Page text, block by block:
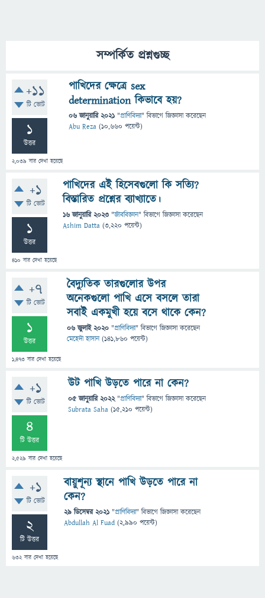
সম্পর্কিত প্রশ্নগুচ্ছ
+11
টি ভোট
1
উত্তর
2,039 বার দেখা হয়েছে
পাখিদের ক্ষেত্রে sex
determination কিভাবে হয়?
06 জানুয়ারি 2021 "প্রাণিবিদ্যা" বিভাগে জিজ্ঞাসাকরেছেন
Abu Reza (10,660 পয়েন্ট)
+1
টি ভোট
1
উত্তর
410 বার দেখা হয়েছে
পাখিদের এই হিসেবগুলো কি সত্যি?
বিস্তারিত প্রশ্নের ব্যাখ্যাতে।
16 জানুয়ারি 2023 "জীববিজ্ঞান" বিভাগে জিজ্ঞাসাকরেছেন
Ashim Datta (3,220 পয়েন্ট)
+7
টি ভোট
1
উত্তর
1,473 বার দেখা হয়েছে
বৈদ্যুতিক তারগুলোর উপর
অনেকগুলো পাখি এসে বসলে তারা
সবাই একমুখী হয়ে বসে থাকে কেন?
06 জুলাই 2020 "প্রাণিবিদ্যা" বিভাগে জিজ্ঞাসাকরেছেন
মেহেদী হাসান (141,860 পয়েন্ট)
+1
টি ভোট
4
টি উত্তর
2,529 বার দেখা হয়েছে
উট পাখি উড়তে পারে না কেন?
05 জানুয়ারি 2022 "প্রাণিবিদ্যা" বিভাগে জিজ্ঞাসাকরেছেন
Subrata Saha (15,210 পয়েন্ট)
+1
টি ভোট
2
টি উত্তর
632বার দেখা হয়েছে
বায়ুশূন্য স্থানে পাখি উড়তে পারে না
কেন?
29 ডিসেম্বর 2021 "প্রাণিবিদ্যা" বিভাগে জিজ্ঞাসাকরেছেন
Abdullah Al Fuad (2,990 পয়েন্ট)